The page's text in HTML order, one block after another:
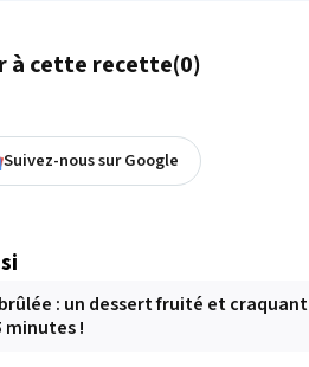
à cette recette(0)
Suivez-nous sur Google
: un dessert fruité et craquant
minutes !